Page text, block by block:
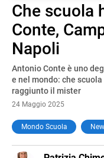
Che scuola
Conte,
Napoli
Antonio Conte è uno
e nel mondo: che
raggiunto il mister
24 Maggio 2025
Mondo Scuola
E-